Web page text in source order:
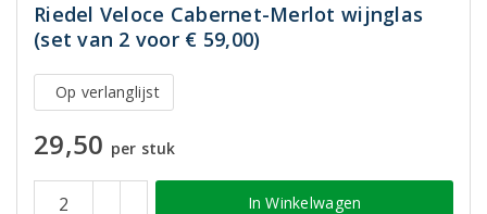
Riedel Veloce Cabernet-Merlot wijnglas
(set van 2 voor € 59,00)
Op verlanglijst
29,50 per stuk
In Winkelwagen